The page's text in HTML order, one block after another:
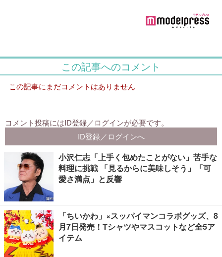
小沢仁志「上手く包めたことがない」苦手な
料理に挑戦 「見るからに美味しそう」「可
愛さ満点」と反響
「ちいかわ」×スッパイマンコラボグッズ、8
月7日発売！Tシャツやマスコットなど全5ア
イテム